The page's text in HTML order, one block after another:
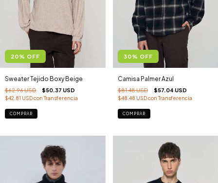
20% OFF
Sweater Tejido Boxy Beige
$62.96 USD $50.37 USD
$42.81 USDcon Transferencia
COMPRAR
30% OFF
Camisa Palmer Azul
$81.48 USD $57.04 USD
$48.48 USDcon Transferencia
COMPRAR